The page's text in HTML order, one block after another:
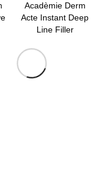
Acadèmie Derm
Acte Instant Deep
Line Filler